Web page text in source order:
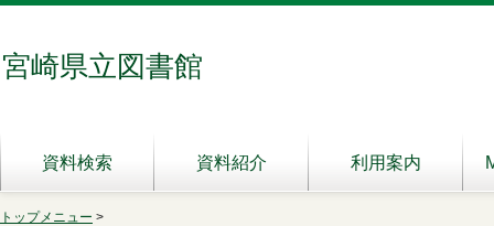
宮崎県立図書館
資料検索 資料紹介 利用案内
トップメニュー >